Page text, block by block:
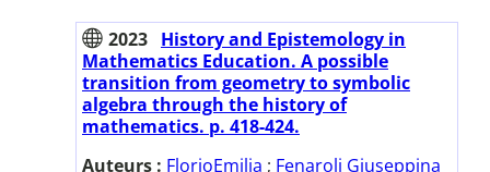
2023 History and Epistemology in
Mathematics Education. A possible
transition from geometry to symbolic
algebra through the history of
mathematics. p. 418-424.
Auteurs : FlorioEmilia ; Fenaroli Giuseppina